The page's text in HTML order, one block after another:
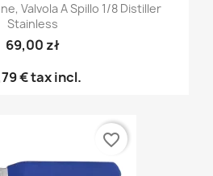
Valvola A Spillo 1/8 Distiller
Stainless
69,00 zł
€tax incl.
favorite_border